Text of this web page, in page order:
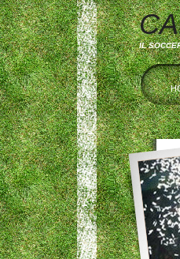
IL